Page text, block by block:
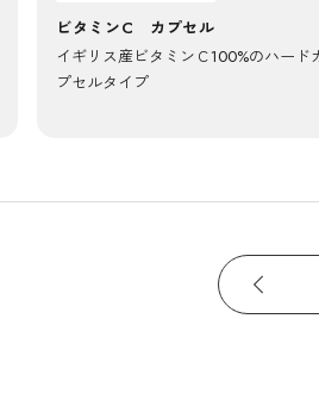
ビタミンC カプセル
イギリス産ビタミンＣ100%のハード
プセルタイプ